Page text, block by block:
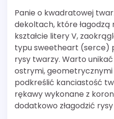
Panie o kwadratowej
dekoltach, które łagodzą
kształcie litery V,
typu sweetheart (serce)
rysy twarzy. Warto
ostrymi,
podkreślić kanciastość
rękawy wykonane z
dodatkowo złagodzić